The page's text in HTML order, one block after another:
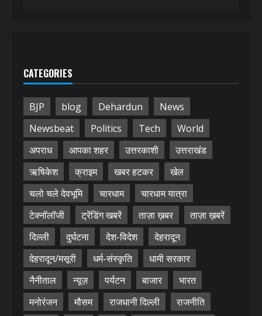
CATEGORIES
BJP blog Dehardun
News
Newsbeat
Politics Tech
World
अपराध
आपका शहर उत्तरकाशी
उत्तराखंड
ऋषिकेश
क्राइम खबर हटकर
खेल
चलो चले देवभूमि
चारधाम
चारधाम यात्रा
टेक्नॉलॉजी
ट्रेंडिंग खबरें ताज़ा ख़बर
ताज़ा ख़बरें
दिल्ली
दुर्घटना देश-विदेश
देहरादून
देहरादून/मसूरी
धर्म-संस्कृति
धामी सरकार
नैनीताल
न्यूज़ पर्यटन बाजार
भारत
मनोरंजन
मौसम राजधानी दिल्ली
राजनीति